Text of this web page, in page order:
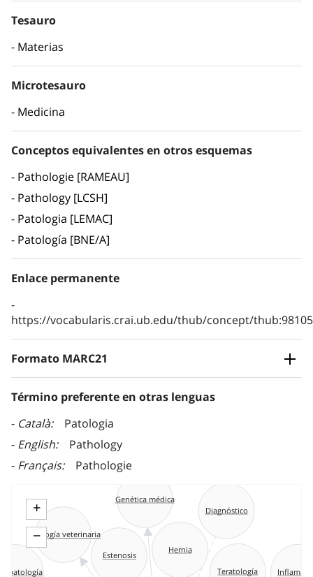
Tesauro
Materias
Microtesauro
Medicina
Conceptos equivalentes en otros esquemas
Pathologie [RAMEAU]
Pathology [LCSH]
Patologia [LEMAC]
Patología [BNE/A]
Enlace permanente
https://vocabularis.crai.ub.edu/thub/concept/
Formato MARC21
Término preferente en otras lenguas
Català
Patologia
English
Pathology
Français
Pathologie
+
−
Diagnóstico
Estenosis
Genética médica
Hernia
Patología veterinaria
Teratología